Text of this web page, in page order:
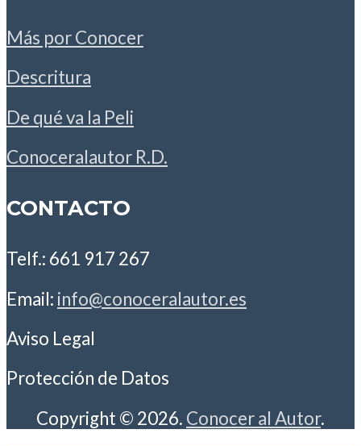
Más por Conocer
Descritura
De qué va la Peli
Conoceralautor R.D.
CONTACTO
Telf.: 661 917 267
Email: info@conoceralautor.es
Aviso Legal
Protección de Datos
Copyright © 2026. Conocer al Autor.